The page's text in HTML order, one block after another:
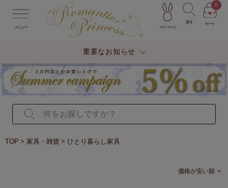
メニュー マイページ
探す カート
0
重要なお知らせ
TOP 家具・雑貨 ひとり暮らし家具
価格が安い順